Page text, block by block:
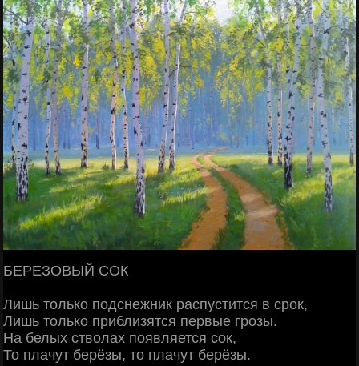
БЕРЕЗОВЫЙ СОК
Лишь только подснежник распустится в срок,
Лишь только приблизятся первые грозы.
На белых стволах появляется сок,
То плачут берёзы, то плачут берёзы.